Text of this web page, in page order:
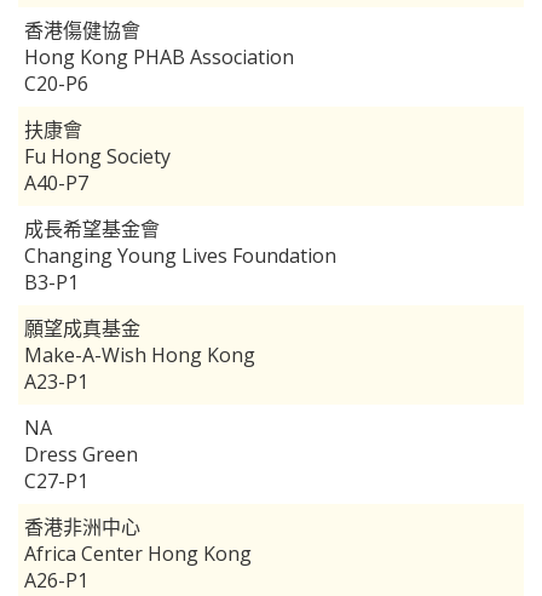
香港傷健協會
Hong Kong PHAB Association
C20-P6
扶康會
Fu Hong Society
A40-P7
成長希望基金會
Changing Young Lives Foundation
B3-P1
願望成真基金
Make-A-Wish Hong Kong
A23-P1
NA
Dress Green
C27-P1
香港非洲中心
Africa Center Hong Kong
A26-P1